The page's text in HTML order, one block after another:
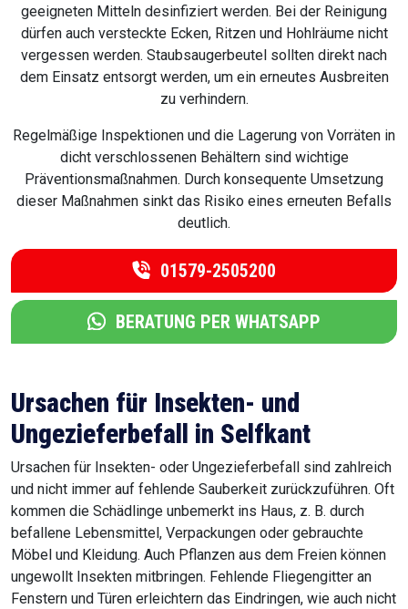
geeigneten Mitteln desinfiziert werden. Bei der Reinigung
dürfen auch versteckte Ecken, Ritzen und Hohlräume nicht
vergessen werden. Staubsaugerbeutel sollten direkt nach
dem Einsatz entsorgt werden, um ein erneutes Ausbreiten
zu verhindern.
Regelmäßige Inspektionen und die Lagerung von Vorräten in
dicht verschlossenen Behältern sind wichtige
Präventionsmaßnahmen. Durch konsequente Umsetzung
dieser Maßnahmen sinkt das Risiko eines erneuten Befalls
deutlich.
01579-2505200
BERATUNG PER WHATSAPP
Ursachen für Insekten- und
Ungezieferbefall in Selfkant
Ursachen für Insekten- oder Ungezieferbefall sind zahlreich
und nicht immer auf fehlende Sauberkeit zurückzuführen. Oft
kommen die Schädlinge unbemerkt ins Haus, z. B. durch
befallene Lebensmittel, Verpackungen oder gebrauchte
Möbel und Kleidung. Auch Pflanzen aus dem Freien können
ungewollt Insekten mitbringen. Fehlende Fliegengitter an
Fenstern und Türen erleichtern das Eindringen, wie auch nicht